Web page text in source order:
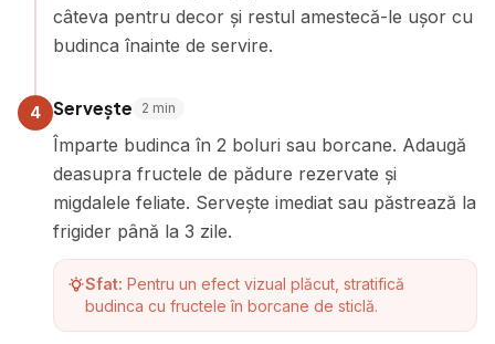
câteva pentru decor și restul amestecă-le ușor cu
budinca înainte de servire.
4 Servește 2 min
Împarte budinca în 2 boluri sau borcane. Adaugă
deasupra fructele de pădure rezervate și
migdalele feliate. Servește imediat sau păstrează la
frigider până la 3 zile.
Sfat: Pentru un efect vizual plăcut, stratifică
budinca cu fructele în borcane de sticlă.